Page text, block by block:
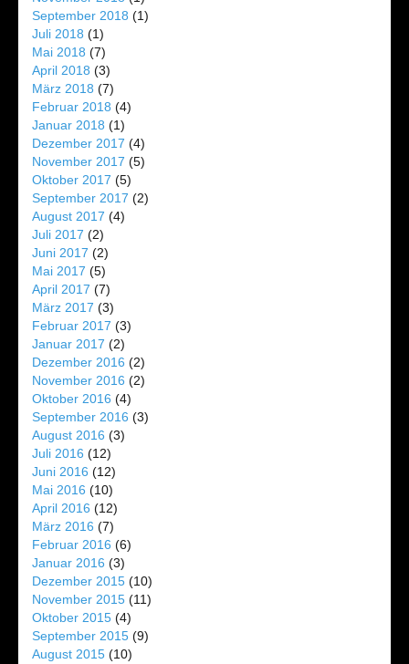
September 2018 (1)
Juli 2018 (1)
Mai 2018 (7)
April 2018 (3)
März 2018 (7)
Februar 2018 (4)
Januar 2018 (1)
Dezember 2017 (4)
November 2017 (5)
Oktober 2017 (5)
September 2017 (2)
August 2017 (4)
Juli 2017 (2)
Juni 2017 (2)
Mai 2017 (5)
April 2017 (7)
März 2017 (3)
Februar 2017 (3)
Januar 2017 (2)
Dezember 2016 (2)
November 2016 (2)
Oktober 2016 (4)
September 2016 (3)
August 2016 (3)
Juli 2016 (12)
Juni 2016 (12)
Mai 2016 (10)
April 2016 (12)
März 2016 (7)
Februar 2016 (6)
Januar 2016 (3)
Dezember 2015 (10)
November 2015 (11)
Oktober 2015 (4)
September 2015 (9)
August 2015 (10)